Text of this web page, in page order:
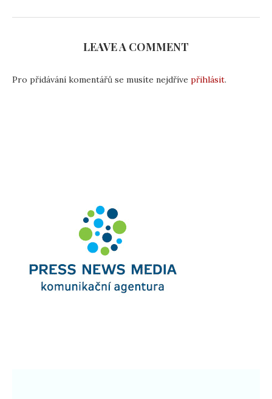
LEAVE A COMMENT
Pro přidávání komentářů se musíte nejdříve přihlásit.